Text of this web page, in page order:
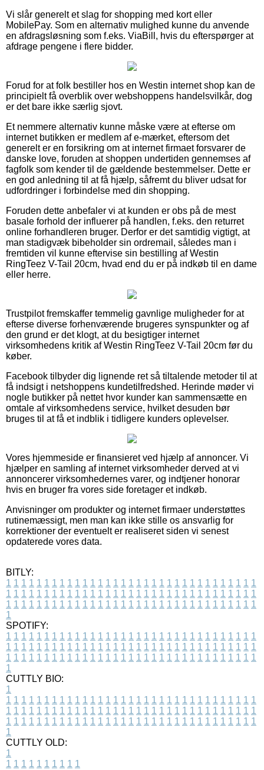
Vi slår generelt et slag for shopping med kort eller
MobilePay. Som en alternativ mulighed kunne du anvende
en afdragsløsning som f.eks. ViaBill, hvis du efterspørger at
afdrage pengene i flere bidder.
Forud for at folk bestiller hos en Westin internet shop kan de
principielt få overblik over webshoppens handelsvilkår, dog
er det bare ikke særlig sjovt.
Et nemmere alternativ kunne måske være at efterse om
internet butikken er medlem af e-mærket, eftersom det
generelt er en forsikring om at internet firmaet forsvarer de
danske love, foruden at shoppen undertiden gennemses af
fagfolk som kender til de gældende bestemmelser. Dette er
en god anledning til at få hjælp, såfremt du bliver udsat for
udfordringer i forbindelse med din shopping.
Foruden dette anbefaler vi at kunden er obs på de mest
basale forhold der influerer på handlen, f.eks. den returret
online forhandleren bruger. Derfor er det samtidig vigtigt, at
man stadigvæk bibeholder sin ordremail, således man i
fremtiden vil kunne eftervise sin bestilling af Westin
RingTeez V-Tail 20cm, hvad end du er på indkøb til en dame
eller herre.
Trustpilot fremskaffer temmelig gavnlige muligheder for at
efterse diverse forhenværende brugeres synspunkter og af
den grund er det klogt, at du besigtiger internet
virksomhedens kritik af Westin RingTeez V-Tail 20cm før du
køber.
Facebook tilbyder dig lignende ret så tiltalende metoder til at
få indsigt i netshoppens kundetilfredshed. Herinde møder vi
nogle butikker på nettet hvor kunder kan sammensætte en
omtale af virksomhedens service, hvilket desuden bør
bruges til at få et indblik i tidligere kunders oplevelser.
Vores hjemmeside er finansieret ved hjælp af annoncer. Vi
hjælper en samling af internet virksomheder derved at vi
annoncerer virksomhedernes varer, og indtjener honorar
hvis en bruger fra vores side foretager et indkøb.
Anvisninger om produkter og internet firmaer understøttes
rutinemæssigt, men man kan ikke stille os ansvarlig for
korrektioner der eventuelt er realiseret siden vi senest
opdaterede vores data.
BITLY:
1 1 1 1 1 1 1 1 1 1 1 1 1 1 1 1 1 1 1 1 1 1 1 1 1 1 1 1 1 1 1 1 1
1 1 1 1 1 1 1 1 1 1 1 1 1 1 1 1 1 1 1 1 1 1 1 1 1 1 1 1 1 1 1 1 1
1 1 1 1 1 1 1 1 1 1 1 1 1 1 1 1 1 1 1 1 1 1 1 1 1 1 1 1 1 1 1 1 1
1
SPOTIFY:
1 1 1 1 1 1 1 1 1 1 1 1 1 1 1 1 1 1 1 1 1 1 1 1 1 1 1 1 1 1 1 1 1
1 1 1 1 1 1 1 1 1 1 1 1 1 1 1 1 1 1 1 1 1 1 1 1 1 1 1 1 1 1 1 1 1
1 1 1 1 1 1 1 1 1 1 1 1 1 1 1 1 1 1 1 1 1 1 1 1 1 1 1 1 1 1 1 1 1
1
CUTTLY BIO:
1
1 1 1 1 1 1 1 1 1 1 1 1 1 1 1 1 1 1 1 1 1 1 1 1 1 1 1 1 1 1 1 1 1
1 1 1 1 1 1 1 1 1 1 1 1 1 1 1 1 1 1 1 1 1 1 1 1 1 1 1 1 1 1 1 1 1
1 1 1 1 1 1 1 1 1 1 1 1 1 1 1 1 1 1 1 1 1 1 1 1 1 1 1 1 1 1 1 1 1
1
CUTTLY OLD:
1
1 1 1 1 1 1 1 1 1 1